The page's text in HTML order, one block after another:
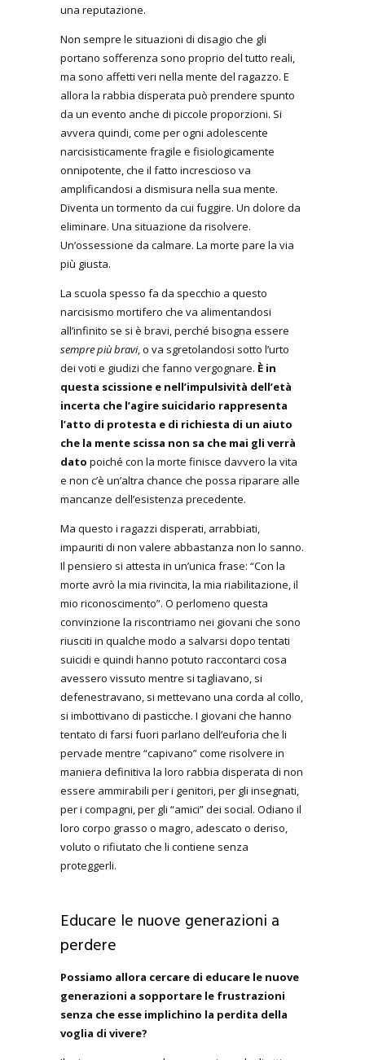
una reputazione.
Non sempre le situazioni di disagio che gli
portano sofferenza sono proprio del tutto reali,
ma sono affetti veri nella mente del ragazzo. E
allora la rabbia disperata può prendere spunto
da un evento anche di piccole proporzioni. Si
avvera quindi, come per ogni adolescente
narcisisticamente fragile e fisiologicamente
onnipotente, che il fatto increscioso va
amplificandosi a dismisura nella sua mente.
Diventa un tormento da cui fuggire. Un dolore da
eliminare. Una situazione da risolvere.
Un’ossessione da calmare. La morte pare la via
più giusta.
La scuola spesso fa da specchio a questo
narcisismo mortifero che va alimentandosi
all’infinito se si è bravi, perché bisogna essere
sempre più bravi, o va sgretolandosi sotto l’urto
dei voti e giudizi che fanno vergognare. È in
questa scissione e nell’impulsività dell’età
incerta che l’agire suicidario rappresenta
l’atto di protesta e di richiesta di un aiuto
che la mente scissa non sa che mai gli verrà
dato poiché con la morte finisce davvero la vita
e non c’è un’altra chance che possa riparare alle
mancanze dell’esistenza precedente.
Ma questo i ragazzi disperati, arrabbiati,
impauriti di non valere abbastanza non lo sanno.
Il pensiero si attesta in un’unica frase: “Con la
morte avrò la mia rivincita, la mia riabilitazione, il
mio riconoscimento”. O perlomeno questa
convinzione la riscontriamo nei giovani che sono
riusciti in qualche modo a salvarsi dopo tentati
suicidi e quindi hanno potuto raccontarci cosa
avessero vissuto mentre si tagliavano, si
defenestravano, si mettevano una corda al collo,
si imbottivano di pasticche. I giovani che hanno
tentato di farsi fuori parlano dell’euforia che li
pervade mentre “capivano” come risolvere in
maniera definitiva la loro rabbia disperata di non
essere ammirabili per i genitori, per gli insegnati,
per i compagni, per gli “amici” dei social. Odiano il
loro corpo grasso o magro, adescato o deriso,
voluto o rifiutato che li contiene senza
proteggerli.
Educare le nuove generazioni a
perdere
Possiamo allora cercare di educare le nuove
generazioni a sopportare le frustrazioni
senza che esse implichino la perdita della
voglia di vivere?